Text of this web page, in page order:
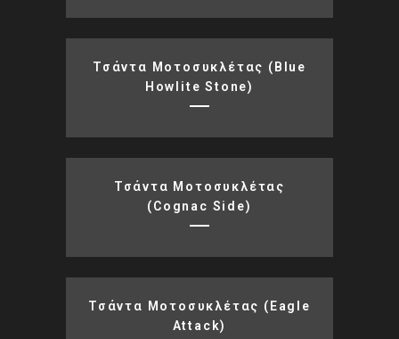
Τσάντα Μοτοσυκλέτας (blue
Howlite Stone)
Τσάντα Μοτοσυκλέτας
(cognac Side)
Τσάντα Μοτοσυκλέτας (Eagle
Attack)